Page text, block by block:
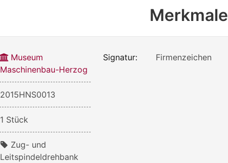
Merkmale
Museum
Maschinenbau-Herzog
2015HNS0013
1 Stück
Zug- und
Leitspindeldrehbank
Signatur: Firmenzeichen